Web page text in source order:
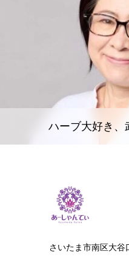
ハーブ大好き、
さいたま市南区大谷